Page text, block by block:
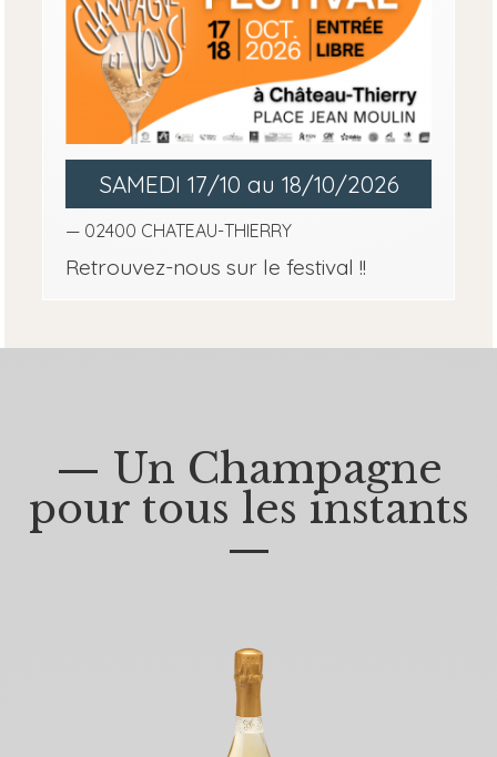
SAMEDI 17/10 au 18/10/2026
— 02400 CHATEAU-THIERRY
Retrouvez-nous sur le festival !!
— Un Champagne
pour tous les instants
—